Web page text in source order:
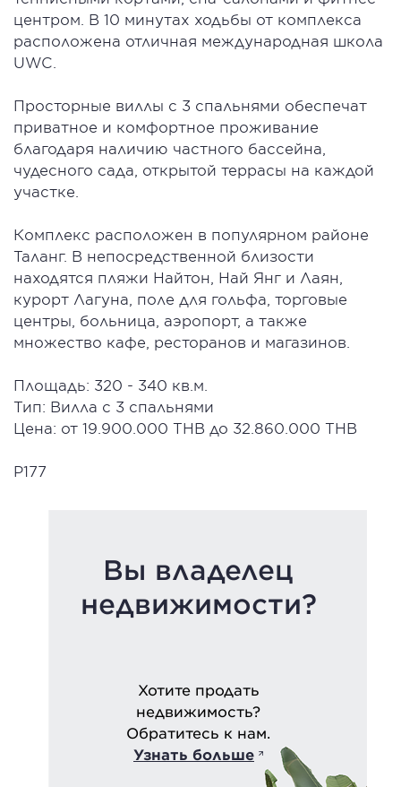
центром. В 10 минутах ходьбы от комплекса
расположена отличная международная школа
UWC.
Просторные виллы с 3 спальнями обеспечат
приватное и комфортное проживание
благодаря наличию частного бассейна,
чудесного сада, открытой террасы на каждой
участке.
Комплекс расположен в популярном районе
Таланг. В непосредственной близости
находятся пляжи Найтон, Най Янг и Лаян,
курорт Лагуна, поле для гольфа, торговые
центры, больница, аэропорт, а также
множество кафе, ресторанов и магазинов.
Площадь: 320 - 340 кв.м.
Тип: Вилла с 3 спальнями
Цена: от 19.900.000 THB до 32.860.000 THB
P177
Вы владелец
недвижимости?
Хотите продать
недвижимость?
Обратитесь к нам.
Узнать больше